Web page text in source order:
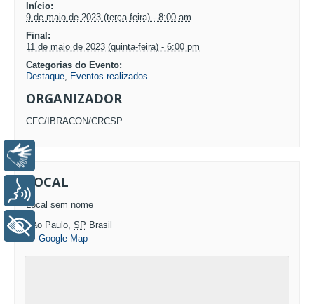
Início:
9 de maio de 2023 (terça-feira) - 8:00 am
Final:
11 de maio de 2023 (quinta-feira) - 6:00 pm
Categorias do Evento:
Destaque, Eventos realizados
ORGANIZADOR
CFC/IBRACON/CRCSP
LOCAL
Local sem nome
São Paulo SP Brasil
+ Google Map
Voz
+ Acessibilidade